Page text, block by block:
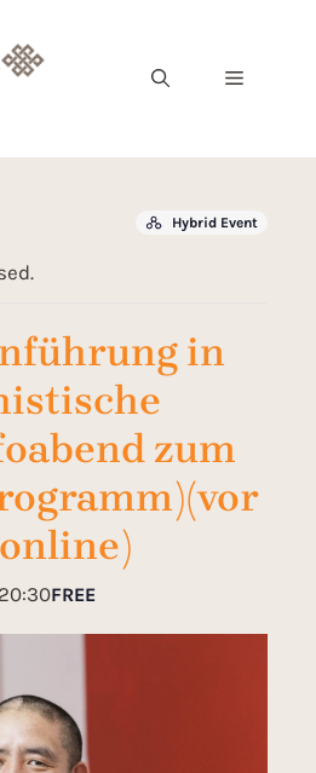
Hybrid Event
in
zum
20:30FREE